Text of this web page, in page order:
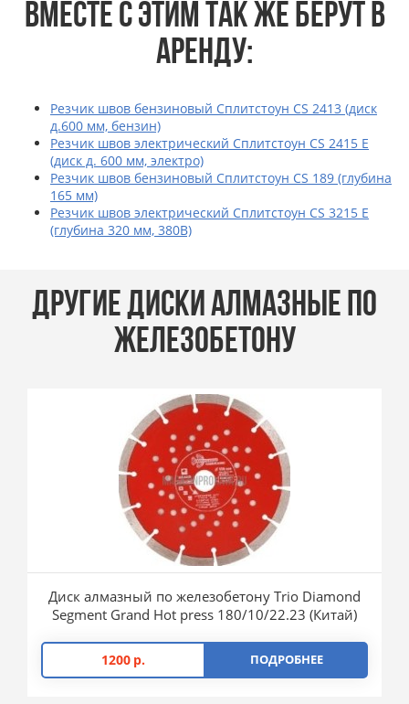
ВМЕСТЕ С ЭТИМ ТАК ЖЕ БЕРУТ В
АРЕНДУ:
Резчик швов бензиновый Сплитстоун CS 2413 (диск
д.600 мм, бензин)
Резчик швов электрический Сплитстоун CS 2415 E
(диск д. 600 мм, электро)
Резчик швов бензиновый Сплитстоун CS 189 (глубина
165 мм)
Резчик швов электрический Сплитстоун CS 3215 E
(глубина 320 мм, 380В)
ДРУГИЕ ДИСКИ АЛМАЗНЫЕ ПО
ЖЕЛЕЗОБЕТОНУ
Диск алмазный по железобетону Trio Diamond
Segment Grand Hot press 180/10/22.23 (Китай)
1200 р. ПОДРОБНЕЕ